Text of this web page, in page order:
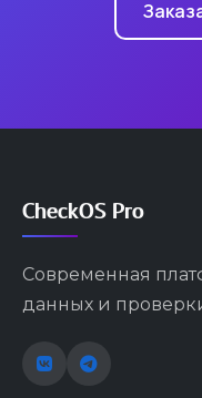
CheckOS Pro
Современная
данных и